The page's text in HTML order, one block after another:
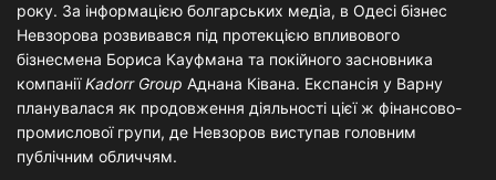
року. За інформацією болгарських медіа, в Одесі бізнес
Невзорова розвивався під протекцією впливового
бізнесмена Бориса Кауфмана та покійного засновника
компаніїKadorr Group Аднана Ківана. Експансія у Варну
планувалася як продовження діяльності цієї ж фінансово-
промислової групи, де Невзоров виступав головним
публічним обличчям.